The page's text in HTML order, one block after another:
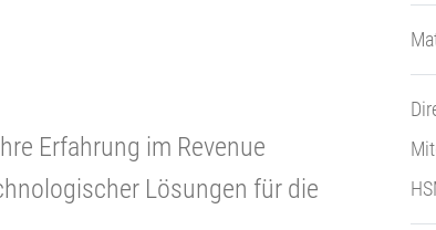
Erfahrung im Revenue
Lösungen für die